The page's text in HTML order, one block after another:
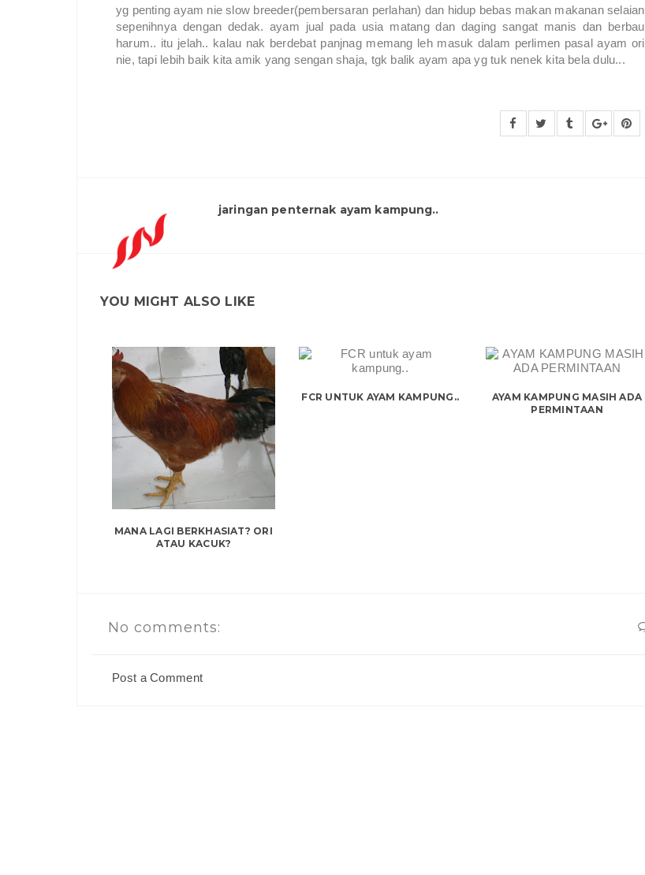
yg penting ayam nie slow breeder(pembersaran perlahan) dan hidup bebas makan makanan selaian
sepenihnya dengan dedak. ayam jual pada usia matang dan daging sangat manis dan berbau
harum.. itu jelah.. kalau nak berdebat panjnag memang leh masuk dalam perlimen pasal ayam ori
nie, tapi lebih baik kita amik yang sengan shaja, tgk balik ayam apa yg tuk nenek kita bela dulu...
jaringan penternak ayam kampung..
YOU MIGHT ALSO LIKE
MANA LAGI BERKHASIAT? ORI
ATAU KACUK?
FCR UNTUK AYAM KAMPUNG..
AYAM KAMPUNG MASIH ADA
PERMINTAAN
No comments:
Post a Comment